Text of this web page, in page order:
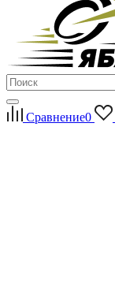
Сравнение0